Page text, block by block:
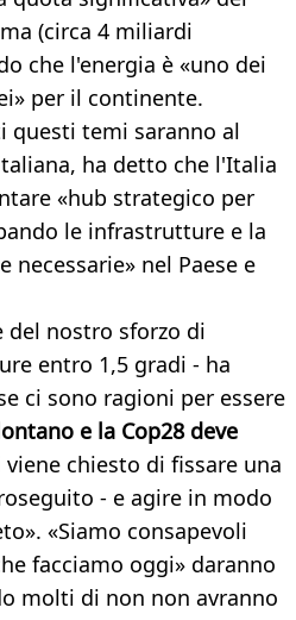
(circa 4 miliardi
che l'energia è «uno dei
per il continente.
questi temi saranno al
ha detto che l'Italia
«hub strategico per
le infrastrutture e la
necessarie» nel Paese e
del nostro sforzo di
entro 1,5 gradi - ha
ci sono ragioni per essere
e la Cop28 deve
viene chiesto di fissare una
- e agire in modo
«Siamo consapevoli
facciamo oggi» daranno
molti di non non avranno